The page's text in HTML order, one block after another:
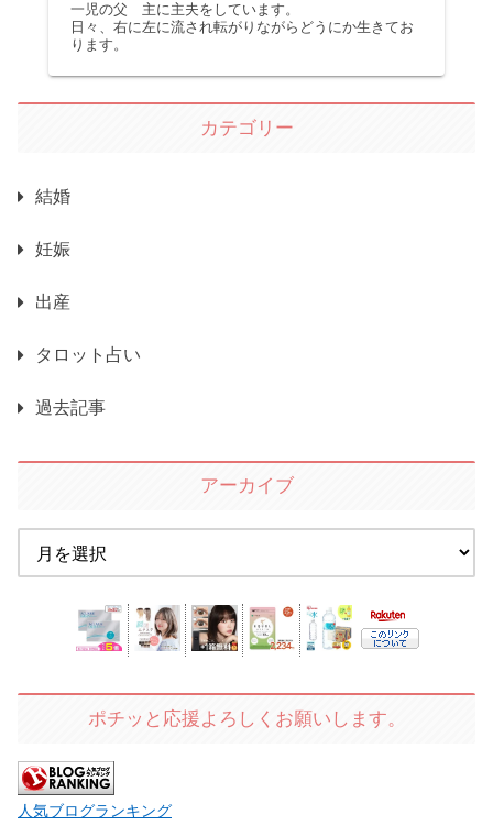
一児の父 主に主夫をしています。
日々、右に左に流され転がりながらどうにか生きてお
ります。
カテゴリー
結婚
妊娠
出産
タロット占い
過去記事
アーカイブ
ポチッと応援よろしくお願いします。
人気ブログランキング